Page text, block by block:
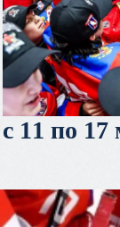
с 11 по